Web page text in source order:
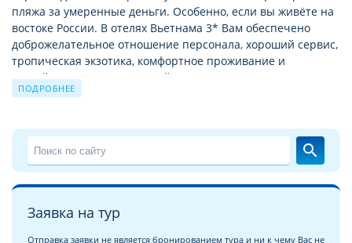
пляжа за умеренные деньги. Особенно, если вы живёте на
востоке России. В отелях Вьетнама 3* Вам обеспечено
доброжелательное отношение персонала, хороший сервис,
тропическая экзотика, комфортное проживание и
достойное питание. Круглый год Вас ждёт жаркое солнце
на длинных и широких песчаных пляжах, дайвинг в тёплом
закаты на фоне дивных пейзажей, горы, бухты и джунгли,
буддийские храмы, разнообразные морепродукты и свежие
фрукты.
Расположенные относительно рядом знаменитые курорты
Тайланда заставляют хотельеров Вьетнама прикладывать
максимум усилий, чтобы предложить больше качества за
ПОДРОБНЕЕ
search
Заявка на тур
Отправка заявки не является бронированием тура и ни к чему Вас не